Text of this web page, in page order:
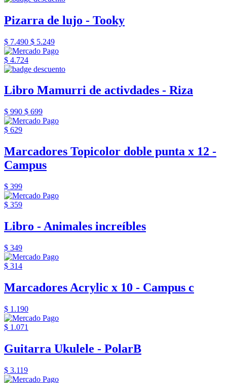
Pizarra de lujo - Tooky
$ 7.490 $ 5.249
$ 4.724
Libro Mamurri de activdades - Riza
$ 990 $ 699
$ 629
Marcadores Topicolor doble punta x 12 -
Campus
$ 399
$ 359
Libro - Animales increíbles
$ 349
$ 314
Marcadores Acrylic x 10 - Campus c
$ 1.190
$ 1.071
Guitarra Ukulele - PolarB
$ 3.119